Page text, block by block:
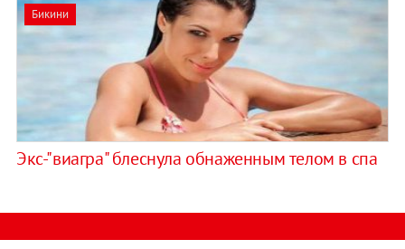
Бикини
Экс-"виагра" блеснула обнаженным телом в спа